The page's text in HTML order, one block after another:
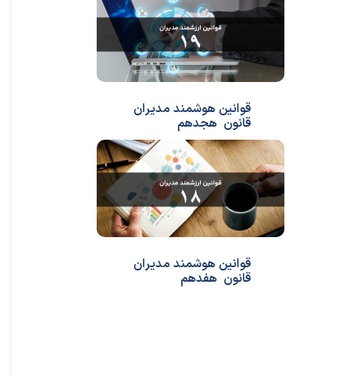
قوانین هوشمند مدیران
قانون هجدهم
قوانین هوشمند مدیران
قانون هفدهم